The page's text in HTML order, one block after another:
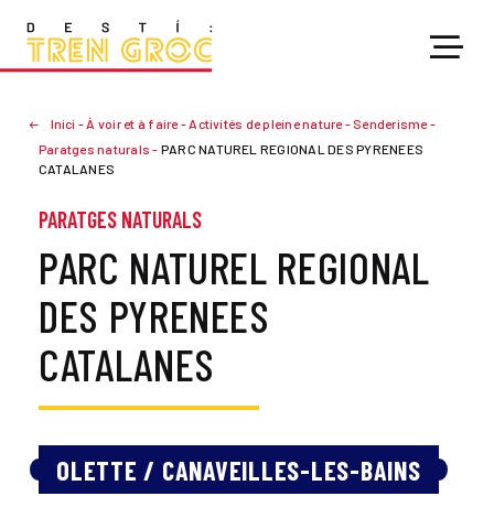
Inici -À voir et à faire-Activités de pleine nature-Senderisme-
Paratges naturals - PARC NATUREL REGIONAL DES PYRENEES
CATALANES
PARATGES NATURALS
PARC NATUREL REGIONAL
DES PYRENEES
CATALANES
OLETTE / CANAVEILLES-LES-BAINS